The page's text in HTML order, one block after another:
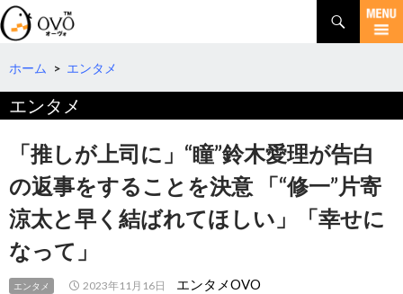
検
索
コ
テ
へ
ホーム > エンタメ
エンタメ
「推しが上司に」“瞳”鈴木愛理が告白
の返事をすることを決意 「“修一”片寄
涼太と早く結ばれてほしい」「幸せに
なって」
エンタメ 2023年11月16日 エンタメOVO